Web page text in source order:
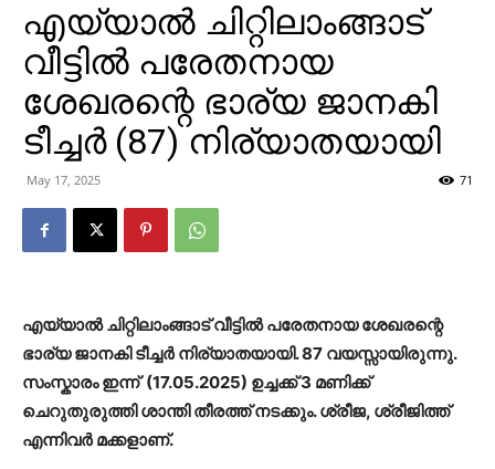
എയ്യാൽ ചിറ്റിലാംങ്ങാട്
വീട്ടിൽ പരേതനായ
ശേഖരന്റെ ഭാര്യ ജാനകി
ടീച്ചർ (87) നിര്യാതയായി
May 17, 2025 71
എയ്യാൽ ചിറ്റിലാംങ്ങാട് വീട്ടിൽ പരേതനായ ശേഖരന്റെ
ഭാര്യ ജാനകി ടീച്ചർ നിര്യാതയായി. 87 വയസ്സായിരുന്നു.
സംസ്കാരം ഇന്ന് (17.05.2025) ഉച്ചക്ക് 3 മണിക്ക്
ചെറുതുരുത്തി ശാന്തി തീരത്ത് നടക്കും. ശ്രീജ, ശ്രീജിത്ത്
എന്നിവർ മക്കളാണ്.